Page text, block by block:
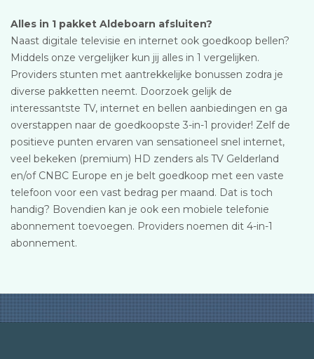
Alles in 1 pakket Aldeboarn afsluiten?
Naast digitale televisie en internet ook goedkoop bellen?
Middels onze vergelijker kun jij alles in 1 vergelijken.
Providers stunten met aantrekkelijke bonussen zodra je
diverse pakketten neemt. Doorzoek gelijk de
interessantste TV, internet en bellen aanbiedingen en ga
overstappen naar de goedkoopste 3-in-1 provider! Zelf de
positieve punten ervaren van sensationeel snel internet,
veel bekeken (premium) HD zenders als TV Gelderland
en/of CNBC Europe en je belt goedkoop met een vaste
telefoon voor een vast bedrag per maand. Dat is toch
handig? Bovendien kan je ook een mobiele telefonie
abonnement toevoegen. Providers noemen dit 4-in-1
abonnement.